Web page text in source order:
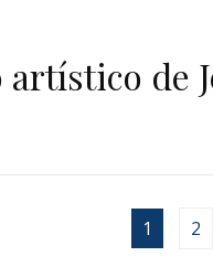
de
1 2